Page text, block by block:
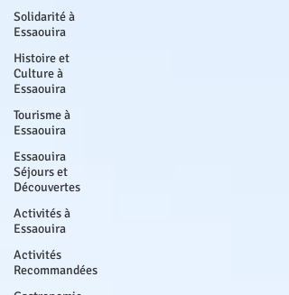
Solidarité à
Essaouira
Histoire et
Culture à
Essaouira
Tourisme à
Essaouira
Essaouira
Séjours et
Découvertes
Activités à
Essaouira
Activités
Recommandées